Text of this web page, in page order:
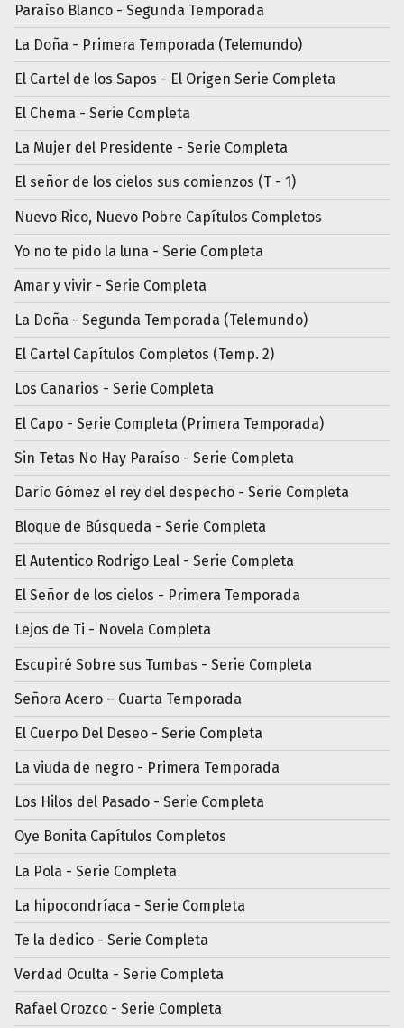
Paraíso Blanco - Segunda Temporada
La Doña - Primera Temporada (Telemundo)
El Cartel de los Sapos - El Origen Serie Completa
El Chema - Serie Completa
La Mujer del Presidente - Serie Completa
El señor de los cielos sus comienzos (T - 1)
Nuevo Rico, Nuevo Pobre Capítulos Completos
Yo no te pido la luna - Serie Completa
Amar y vivir - Serie Completa
La Doña - Segunda Temporada (Telemundo)
El Cartel Capítulos Completos (Temp. 2)
Los Canarios - Serie Completa
El Capo - Serie Completa (Primera Temporada)
Sin Tetas No Hay Paraíso - Serie Completa
Darìo Gómez el rey del despecho - Serie Completa
Bloque de Búsqueda - Serie Completa
El Autentico Rodrigo Leal - Serie Completa
El Señor de los cielos - Primera Temporada
Lejos de Ti - Novela Completa
Escupiré Sobre sus Tumbas - Serie Completa
Señora Acero – Cuarta Temporada
El Cuerpo Del Deseo - Serie Completa
La viuda de negro - Primera Temporada
Los Hilos del Pasado - Serie Completa
Oye Bonita Capítulos Completos
La Pola - Serie Completa
La hipocondríaca - Serie Completa
Te la dedico - Serie Completa
Verdad Oculta - Serie Completa
Rafael Orozco - Serie Completa